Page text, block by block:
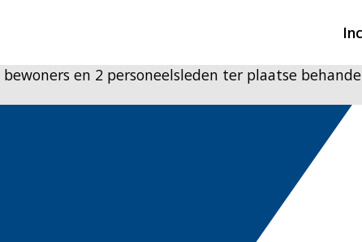
Hulpdiensten
CIN-meldingen
en 2 personeelsleden ter plaatse